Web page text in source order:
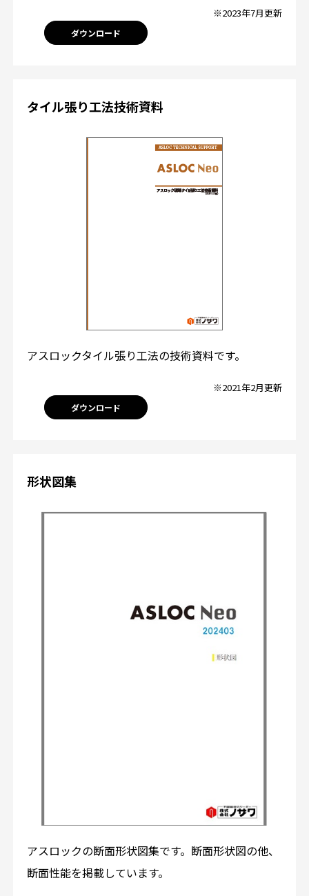
※2023年7月更新
ダウンロード
タイル張り工法技術資料
アスロックタイル張り工法の技術資料です。
※2021年2月更新
ダウンロード
形状図集
アスロックの断面形状図集です。断面形状図の他、
断面性能を掲載しています。